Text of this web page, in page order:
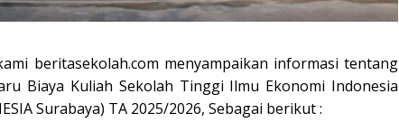
beritasekolah.com menyampaikan informasi tentang
Biaya Kuliah Sekolah Tinggi Ilmu Ekonomi Indonesia
Surabaya) TA 2025/2026, Sebagai berikut :